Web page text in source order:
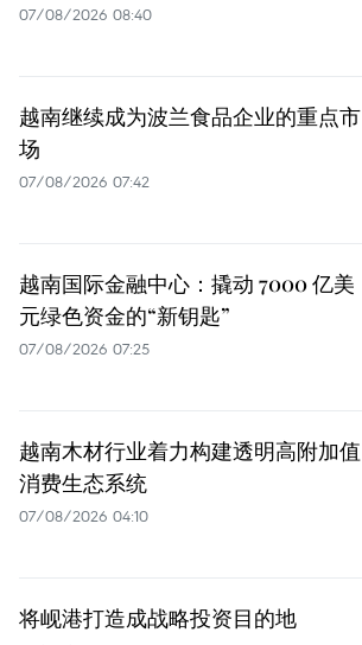
07/08/2026 08:40
越南继续成为波兰食品企业的重点市
场
07/08/2026 07:42
越南国际金融中心：撬动 7000 亿美
元绿色资金的“新钥匙”
07/08/2026 07:25
越南木材行业着力构建透明高附加值
消费生态系统
07/08/2026 04:10
将岘港打造成战略投资目的地